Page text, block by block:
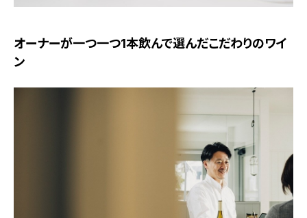
オーナーが一つ一つ1本飲んで選んだこだわりのワイ
ン